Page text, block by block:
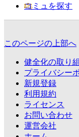
コミュを探す
このページの上部へ
健全化の取り
プライバシー
新規登録
利用規約
ライセンス
お問い合わせ
運営会社